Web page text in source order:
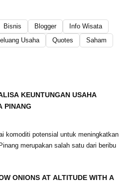
Bisnis Blogger
Info Wisata
Usaha Quotes Saham
KEUNTUNGAN USAHA
PINANG
komoditi potensial untuk meningkatkan
merupakan salah satu dari beribu
ONIONS AT ALTITUDE WITH A